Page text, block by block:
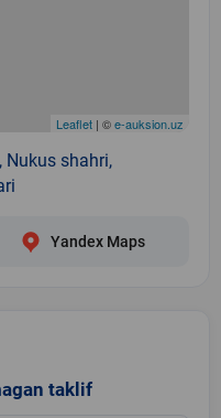
Leaflet | ©e-auksion.uz
Nukus shahri,
Yandex Maps
taklif